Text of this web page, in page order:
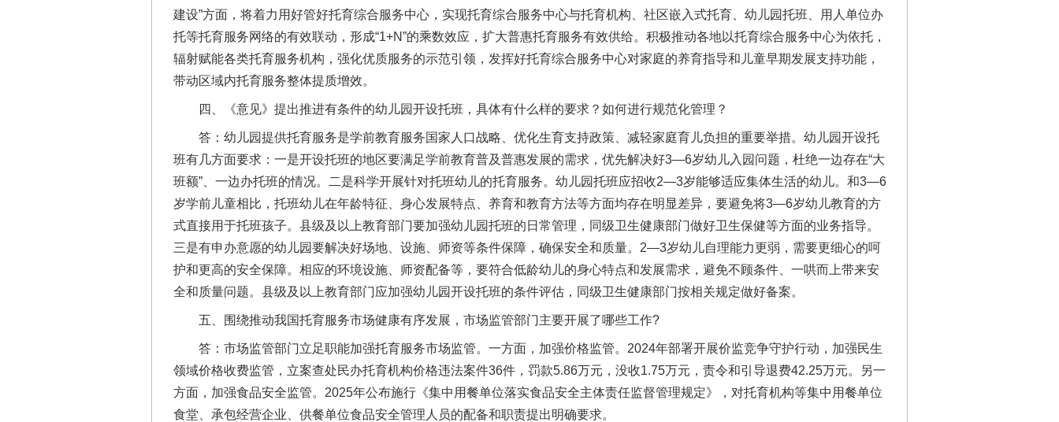
建设”方面，将着力用好管好托育综合服务中心，实现托育综合服务中心与托育机构、社区嵌入式托育、幼儿园托班、用人单位办
托等托育服务网络的有效联动，形成“1+N”的乘数效应，扩大普惠托育服务有效供给。积极推动各地以托育综合服务中心为依托，
辐射赋能各类托育服务机构，强化优质服务的示范引领，发挥好托育综合服务中心对家庭的养育指导和儿童早期发展支持功能，
带动区域内托育服务整体提质增效。
四、《意见》提出推进有条件的幼儿园开设托班，具体有什么样的要求？如何进行规范化管理？
答：幼儿园提供托育服务是学前教育服务国家人口战略、优化生育支持政策、减轻家庭育儿负担的重要举措。幼儿园开设托
班有几方面要求：一是开设托班的地区要满足学前教育普及普惠发展的需求，优先解决好3—6岁幼儿入园问题，杜绝一边存在“大
班额”、一边办托班的情况。二是科学开展针对托班幼儿的托育服务。幼儿园托班应招收2—3岁能够适应集体生活的幼儿。和3—6
岁学前儿童相比，托班幼儿在年龄特征、身心发展特点、养育和教育方法等方面均存在明显差异，要避免将3—6岁幼儿教育的方
式直接用于托班孩子。县级及以上教育部门要加强幼儿园托班的日常管理，同级卫生健康部门做好卫生保健等方面的业务指导。
三是有申办意愿的幼儿园要解决好场地、设施、师资等条件保障，确保安全和质量。2—3岁幼儿自理能力更弱，需要更细心的呵
护和更高的安全保障。相应的环境设施、师资配备等，要符合低龄幼儿的身心特点和发展需求，避免不顾条件、一哄而上带来安
全和质量问题。县级及以上教育部门应加强幼儿园开设托班的条件评估，同级卫生健康部门按相关规定做好备案。
五、围绕推动我国托育服务市场健康有序发展，市场监管部门主要开展了哪些工作?
答：市场监管部门立足职能加强托育服务市场监管。一方面，加强价格监管。2024年部署开展价监竞争守护行动，加强民生
领域价格收费监管，立案查处民办托育机构价格违法案件36件，罚款5.86万元，没收1.75万元，责令和引导退费42.25万元。另一
方面，加强食品安全监管。2025年公布施行《集中用餐单位落实食品安全主体责任监督管理规定》，对托育机构等集中用餐单位
食堂、承包经营企业、供餐单位食品安全管理人员的配备和职责提出明确要求。